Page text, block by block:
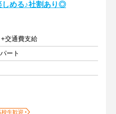
しめる♪社割あり◎
交通費支給
ート
校生歓迎